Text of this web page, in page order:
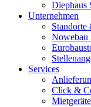
Diephaus
Unternehmen
Standorte
Nowebau
Services
Click &